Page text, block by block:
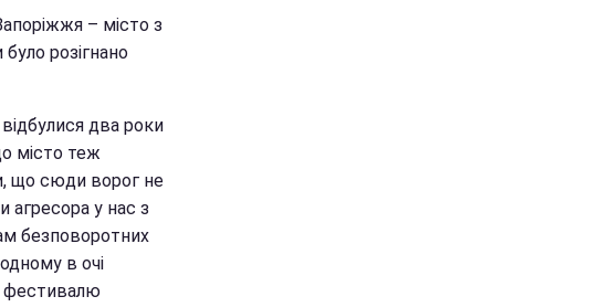
– місто з
розігнано
два роки
місто теж
що сюди ворог не
агресора у нас з
безповоротних
в очі
фестивалю